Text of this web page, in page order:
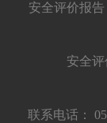
安全评价报告
安全评
联系电话：